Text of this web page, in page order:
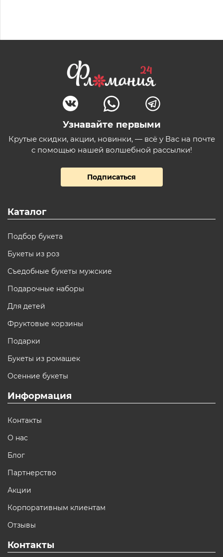
Узнавайте первыми
Крутые скидки, акции, новинки, — всё у Вас на почте
с помощью нашей волшебной рассылки!
Подписаться
Каталог
Подбор букета
Букеты из роз
Съедобные букеты мужские
Подарочные наборы
Для детей
Фруктовые корзины
Подарки
Букеты из ромашек
Осенние букеты
Информация
Контакты
О нас
Блог
Партнерство
Акции
Корпоративным клиентам
Отзывы
Контакты